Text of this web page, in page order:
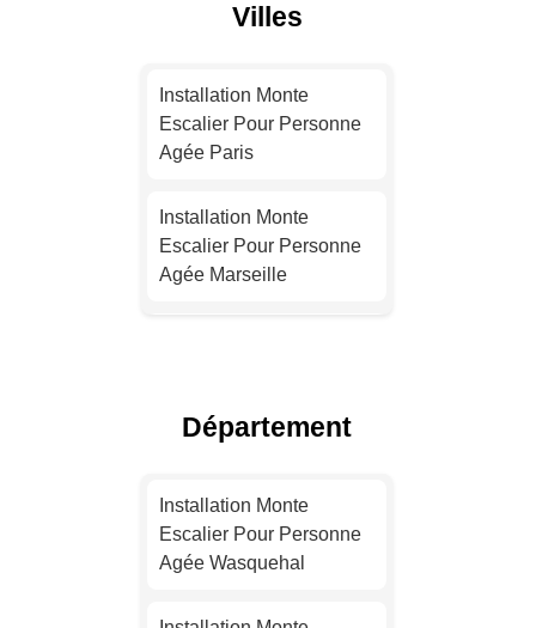
Villes
Installation Monte
Escalier Pour Personne
Agée Paris
Installation Monte
Escalier Pour Personne
Agée Marseille
Agée Toulouse
Département
Installation Monte
Escalier Pour Personne
Agée Wasquehal